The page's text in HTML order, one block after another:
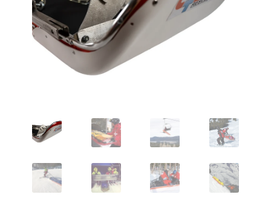
TILBUD
LYS OG LYKTER
VAKUUMMADRASSER